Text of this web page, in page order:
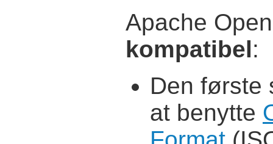
Apache
kompatibel:
Den første
at benytte